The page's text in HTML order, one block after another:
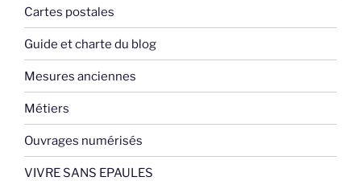
Cartes postales
Guide et charte du blog
Mesures anciennes
Métiers
Ouvrages numérisés
VIVRE SANS EPAULES